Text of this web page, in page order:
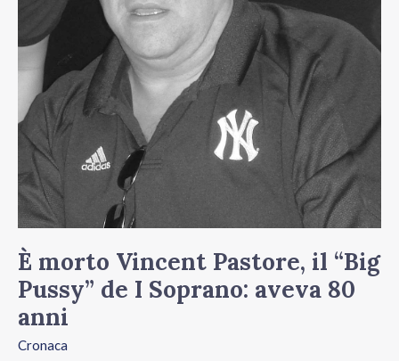
È morto Vincent Pastore, il “Big
Pussy” de I Soprano: aveva 80
anni
Cronaca
Soprano:
aveva
80
anni